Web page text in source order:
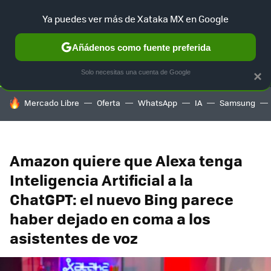
SELECCIÓN GAMING HOME AUTO TERRITORIO
HOY SE HABLA DE
Mercado Libre Oferta WhatsApp IA Samsung
Amazon quiere que Alexa tenga
Inteligencia Artificial a la
ChatGPT: el nuevo Bing parece
haber dejado en coma a los
asistentes de voz
×
Ya puedes ver más de Xataka MX en Google
Añádenos como fuente preferida
Solo necesitas una cuenta de Google